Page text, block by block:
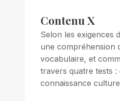
Contenu X
Selon les exigences
une compréhension
vocabulaire, et
travers quatre tests
connaissance